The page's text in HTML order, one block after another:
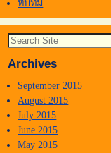
ทับทิม
Archives
September 2015
August 2015
July 2015
June 2015
May 2015